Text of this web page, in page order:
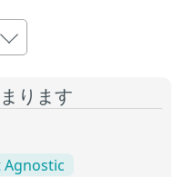
ります